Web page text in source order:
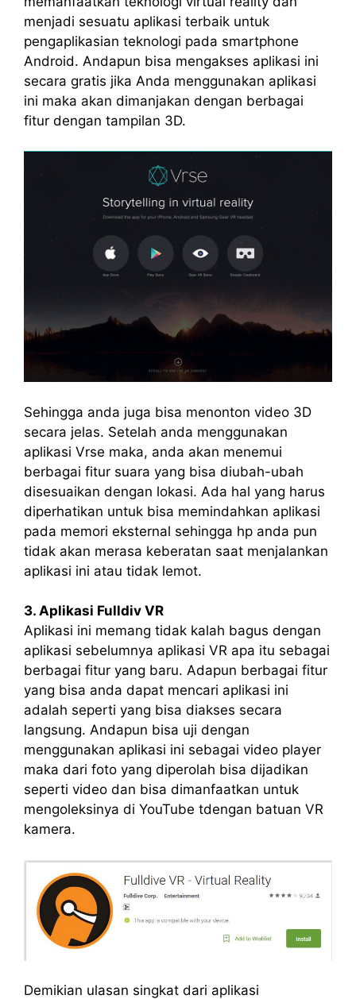
menjadi sesuatu aplikasi terbaik untuk
pengaplikasian teknologi pada smartphone
Android. Andapun bisa mengakses aplikasi ini
secara gratis jika Anda menggunakan aplikasi
ini maka akan dimanjakan dengan berbagai
fitur dengan tampilan 3D.
Sehingga anda juga bisa menonton video 3D
secara jelas. Setelah anda menggunakan
aplikasi Vrse maka, anda akan menemui
berbagai fitur suara yang bisa diubah-ubah
disesuaikan dengan lokasi. Ada hal yang harus
diperhatikan untuk bisa memindahkan aplikasi
pada memori eksternal sehingga hp anda pun
tidak akan merasa keberatan saat menjalankan
aplikasi ini atau tidak lemot.
3. Aplikasi Fulldiv VR
Aplikasi ini memang tidak kalah bagus dengan
aplikasi sebelumnya aplikasi VR apa itu sebagai
berbagai fitur yang baru. Adapun berbagai fitur
yang bisa anda dapat mencari aplikasi ini
adalah seperti yang bisa diakses secara
langsung. Andapun bisa uji dengan
menggunakan aplikasi ini sebagai video player
maka dari foto yang diperolah bisa dijadikan
seperti video dan bisa dimanfaatkan untuk
mengoleksinya di YouTube tdengan batuan VR
kamera.
Demikian ulasan singkat dari aplikasi